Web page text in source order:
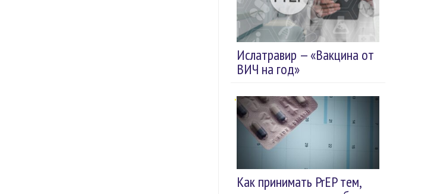
Ислатравир — «Вакцина от
ВИЧ на год»
Как принимать PrEP тем,